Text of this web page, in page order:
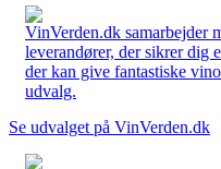
VinVerden.dk samarbejder
leverandører, der sikrer dig
der kan give fantastiske
udvalg.
Se udvalget på VinVerden.dk